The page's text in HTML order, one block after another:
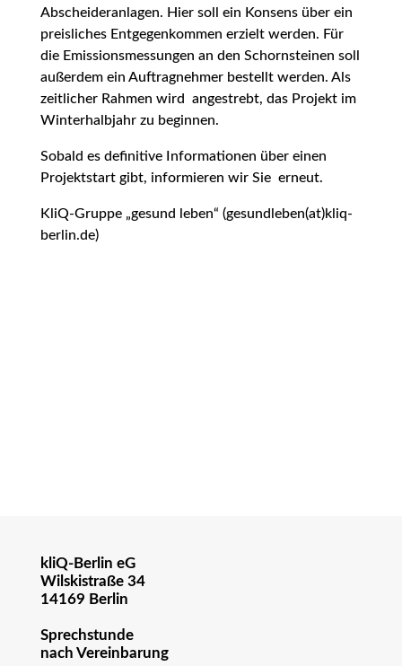
Abscheideranlagen. Hier soll ein Konsens über ein
preisliches Entgegenkommen erzielt werden. Für
die Emissionsmessungen an den Schornsteinen soll
außerdem ein Auftragnehmer bestellt werden. Als
zeitlicher Rahmen wird angestrebt, das Projekt im
Winterhalbjahr zu beginnen.
Sobald es definitive Informationen über einen
Projektstart gibt, informieren wir Sie erneut.
KliQ-Gruppe „gesund leben“ (gesundleben(at)kliq-
berlin.de)
kliQ-Berlin eG
Wilskistraße 34
14169 Berlin
Sprechstunde
nach Vereinbarung